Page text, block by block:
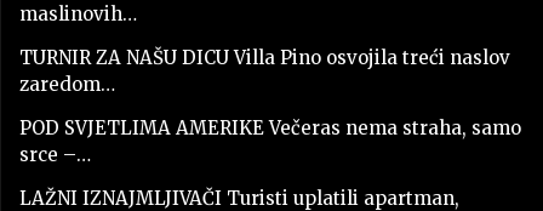
maslinovih…
TURNIR ZA NAŠU DICU Villa Pino osvojila treći naslov
zaredom…
POD SVJETLIMA AMERIKE Večeras nema straha, samo
srce –…
LAŽNI IZNAJMLJIVAČI Turisti uplatili apartman,